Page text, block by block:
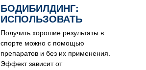
БОДИБИЛДИНГ:
ИСПОЛЬЗОВАТЬ
ХИМИЮ ИЛИ НЕТ?
Получить хорошие результаты в
спорте можно с помощью
препаратов и без их применения.
Эффект зависит от